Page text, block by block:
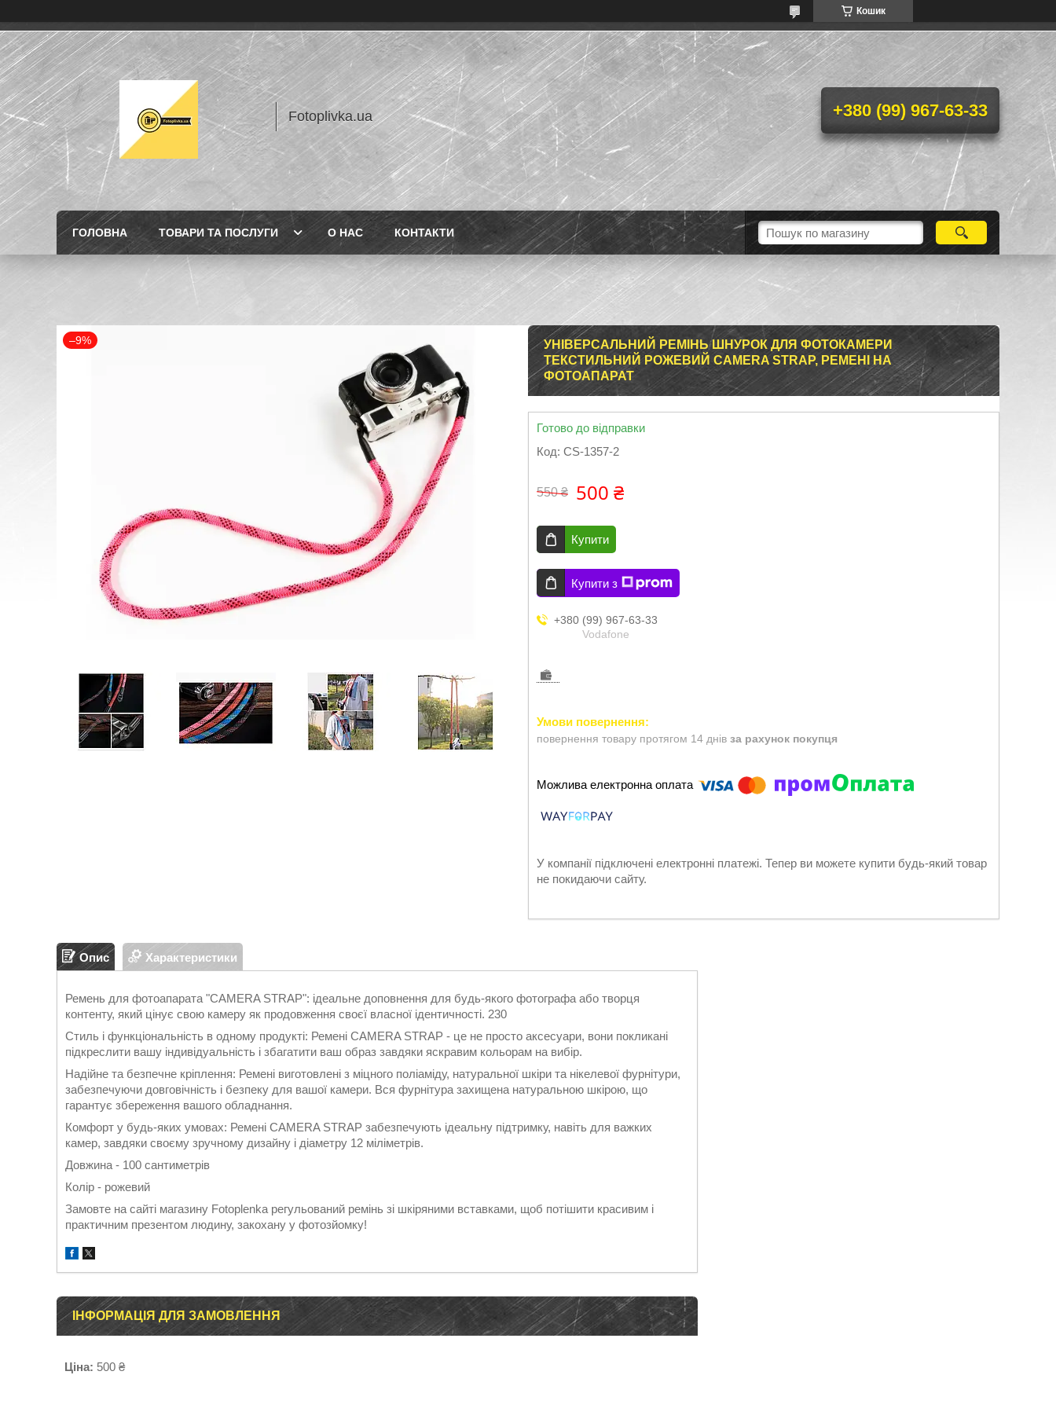
Кошик
Fotoplivka.ua +380 (99) 967-63-33
ГОЛОВНА ТОВАРИ ТА ПОСЛУГИ О НАС КОНТАКТИ
–9%
УНІВЕРСАЛЬНИЙ РЕМІНЬ ШНУРОК ДЛЯ ФОТОКАМЕРИ
ТЕКСТИЛЬНИЙ РОЖЕВИЙ CAMERA STRAP, РЕМЕНІ НА
ФОТОАПАРАТ
Готово до відправки
Код: CS-1357-2
550 ₴ 500 ₴
Купити
Купити з
+380 (99) 967-63-33
Vodafone
повернення товару протягом 14 днів за рахунок покупця
У компанії підключені електронні платежі. Тепер ви можете купити будь-який товар
не покидаючи сайту.
Опис Характеристики
Ремень для фотоапарата "CAMERA STRAP": ідеальне доповнення для будь-якого фотографа або творця
контенту, який цінує свою камеру як продовження своєї власної ідентичності. 230
Стиль і функціональність в одному продукті: Ремені CAMERA STRAP - це не просто аксесуари, вони покликані
підкреслити вашу індивідуальність і збагатити ваш образ завдяки яскравим кольорам на вибір.
Надійне та безпечне кріплення: Ремені виготовлені з міцного поліаміду, натуральної шкіри та нікелевої фурнітури,
забезпечуючи довговічність і безпеку для вашої камери. Вся фурнітура захищена натуральною шкірою, що
гарантує збереження вашого обладнання.
Комфорт у будь-яких умовах: Ремені CAMERA STRAP забезпечують ідеальну підтримку, навіть для важких
камер, завдяки своєму зручному дизайну і діаметру 12 міліметрів.
Довжина - 100 сантиметрів
Колір - рожевий
Замовте на сайті магазину Fotoplenka регульований ремінь зі шкіряними вставками, щоб потішити красивим і
практичним презентом людину, закохану у фотозйомку!
ІНФОРМАЦІЯ ДЛЯ ЗАМОВЛЕННЯ
Ціна: 500 ₴